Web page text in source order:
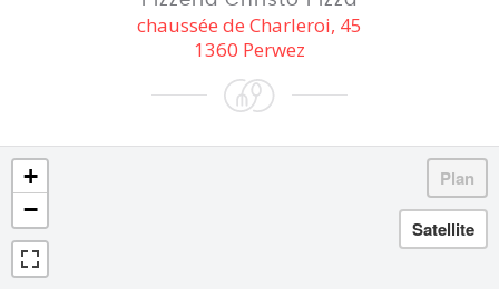
chaussée de Charleroi, 45
1360 Perwez
+
−